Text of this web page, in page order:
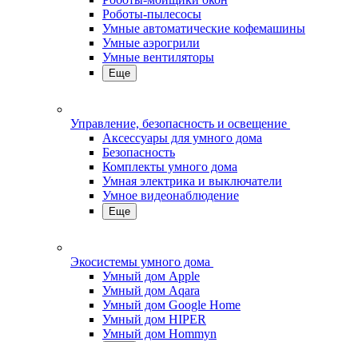
Роботы-пылесосы
Умные автоматические кофемашины
Умные аэрогрили
Умные вентиляторы
Еще
Управление, безопасность и освещение
Аксессуары для умного дома
Безопасность
Комплекты умного дома
Умная электрика и выключатели
Умное видеонаблюдение
Еще
Экосистемы умного дома
Умный дом Apple
Умный дом Aqara
Умный дом Google Home
Умный дом HIPER
Умный дом Hommyn